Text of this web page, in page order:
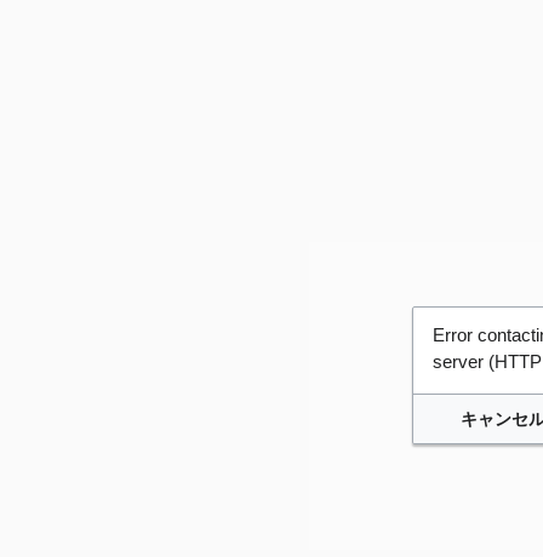
Error
server
キャンセ